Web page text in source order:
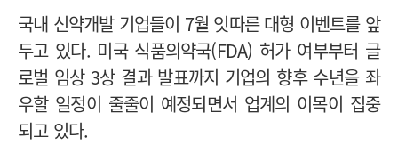
국내 신약개발 기업들이 7월 잇따른 대형 이벤트를 앞
두고 있다. 미국 식품의약국(FDA) 허가 여부부터 글
로벌 임상 3상 결과 발표까지 기업의 향후 수년을 좌
우할 일정이 줄줄이 예정되면서 업계의 이목이 집중
되고 있다.